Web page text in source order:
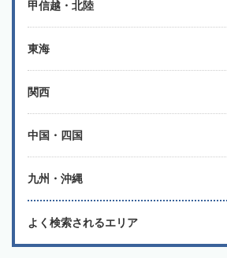
甲信越・北陸
東海
関西
中国・四国
九州・沖縄
よく検索されるエリア